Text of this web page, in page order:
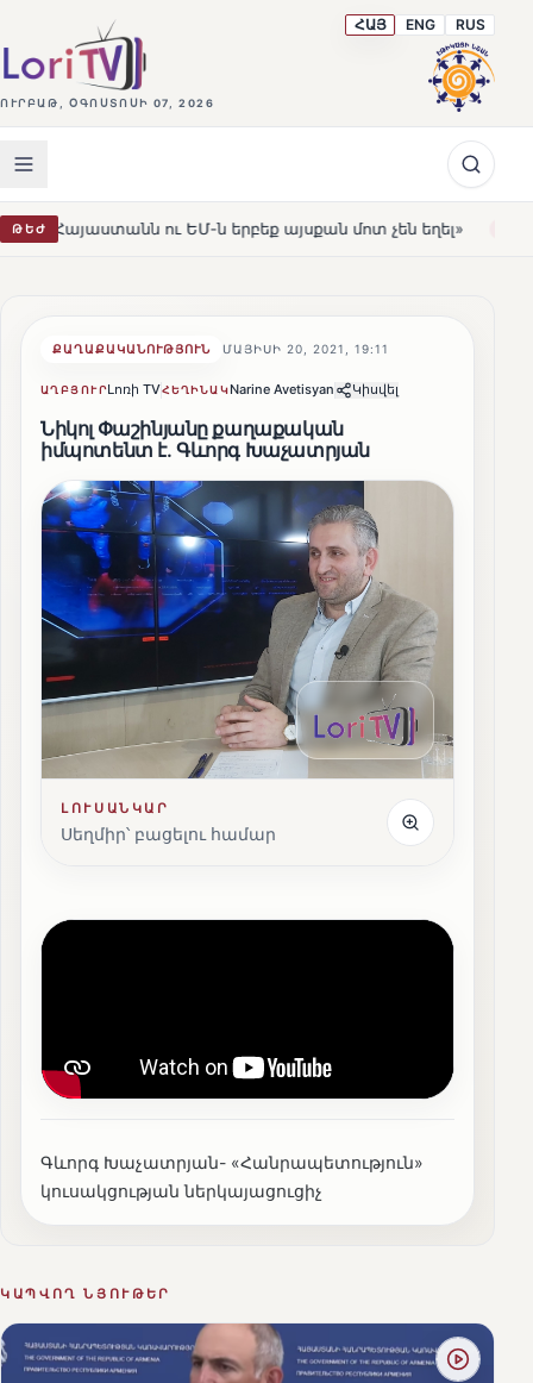
ՈՒՐԲԱԹ, ՕԳՈՍՏՈՍԻ 07, 2026
ՀԱՅ ENG RUS
ԹԵԺ ու ԵՄ-ն երբեք այսքան մոտ չեն եղել» HOT
ՔԱՂԱՔԱԿԱՆՈՒԹՅՈՒՆ ՄԱՅԻՍԻ 20, 2021, 19:11
ԱՂԲՅՈՒՐԼոռի TVՀԵՂԻՆԱԿNarine Avetisyan Կիսվել
Նիկոլ Փաշինյանը քաղաքական
իմպոտենտ է. Գևորգ Խաչատրյան
ԼՈՒՍԱՆԿԱՐ
Սեղմիր՝ բացելու համար
Գևորգ Խաչատրյան- «Հանրապետություն»
կուսակցության ներկայացուցիչ
ԿԱՊՎՈՂ ՆՅՈՒԹԵՐ